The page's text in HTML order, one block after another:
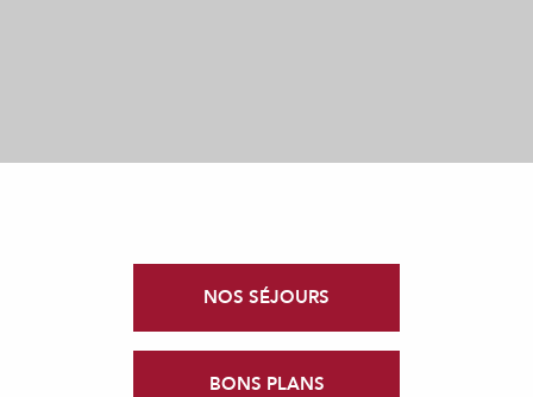
NOS SÉJOURS
BONS PLANS